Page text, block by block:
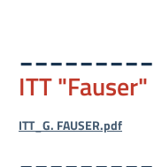
ITT "Fauser"
ITT_G. FAUSER.pdf